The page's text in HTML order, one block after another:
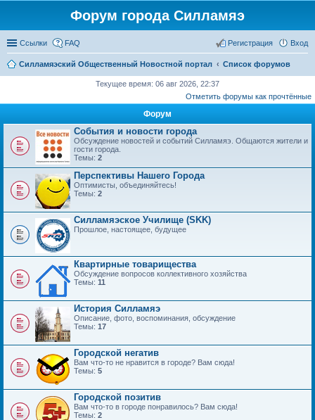
Форум города Силламяэ
Ссылки FAQ Вход
Регистрация
Силламяэский Общественный Новостной портал Список форумов
Текущее время: 06 авг 2026, 22:37
Отметить форумы как прочтённые
Форум
События и новости города
Обсуждение новостей и событий Силламяэ. Общаются жители и
гости города.
Темы: 2
Перспективы Нашего Города
Оптимисты, объединяйтесь!
Темы: 2
Силламяэское Училище (SKK)
Прошлое, настоящее, будущее
Квартирные товарищества
Обсуждение вопросов коллективного хозяйства
Темы: 11
История Силламяэ
Описание, фото, воспоминания, обсуждение
Темы: 17
Городской негатив
Вам что-то не нравится в городе? Вам сюда!
Темы: 5
Городской позитив
Вам что-то в городе понравилось? Вам сюда!
Темы: 2